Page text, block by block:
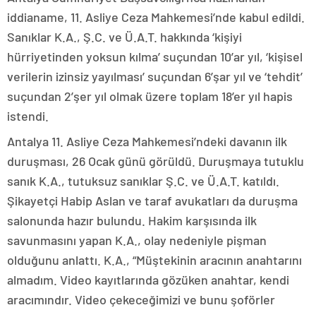
iddianame, 11. Asliye Ceza Mahkemesi’nde kabul edildi.
Sanıklar K.A., Ş.C. ve Ü.A.T. hakkında ‘kişiyi
hürriyetinden yoksun kılma’ suçundan 10’ar yıl, ‘kişisel
verilerin izinsiz yayılması’ suçundan 6’şar yıl ve ‘tehdit’
suçundan 2’şer yıl olmak üzere toplam 18’er yıl hapis
istendi.
Antalya 11. Asliye Ceza Mahkemesi’ndeki davanın ilk
duruşması, 26 Ocak günü görüldü. Duruşmaya tutuklu
sanık K.A., tutuksuz sanıklar Ş.C. ve Ü.A.T. katıldı.
Şikayetçi Habip Aslan ve taraf avukatları da duruşma
salonunda hazır bulundu. Hakim karşısında ilk
savunmasını yapan K.A., olay nedeniyle pişman
olduğunu anlattı. K.A., “Müştekinin aracının anahtarını
almadım. Video kayıtlarında gözüken anahtar, kendi
aracımındır. Video çekeceğimizi ve bunu şoförler